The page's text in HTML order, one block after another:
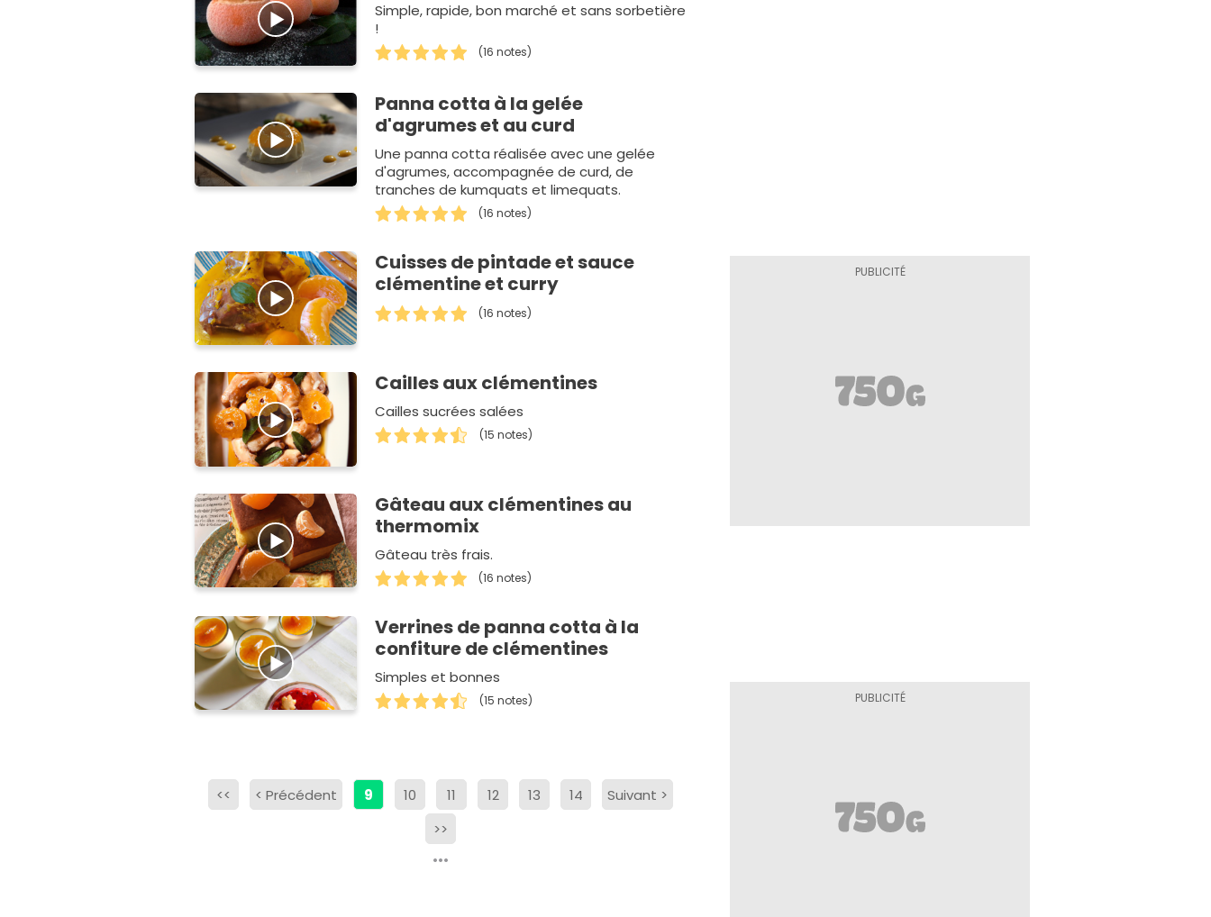
Simple, rapide, bon marché et sans sorbetière
!
(16 notes)
Panna cotta à la gelée
d'agrumes et au curd
Une panna cotta réalisée avec une gelée
d'agrumes, accompagnée de curd, de
tranches de kumquats et limequats.
(16 notes)
Cuisses de pintade et sauce
clémentine et curry
(16 notes)
Cailles aux clémentines
Cailles sucrées salées
(15 notes)
Gâteau aux clémentines au
thermomix
Gâteau très frais.
(16 notes)
Verrines de panna cotta à la
confiture de clémentines
Simples et bonnes
(15 notes)
<< <Précédent 9 10 11 12 13 14 Suivant >
>>